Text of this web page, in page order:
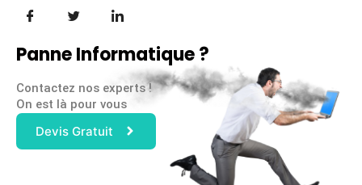
Panne Informatique ?
Contactez nos experts !
On est là pour vous
Devis Gratuit